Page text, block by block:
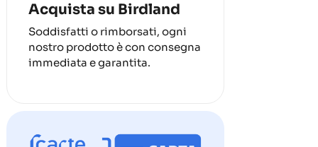
Acquista su Birdland
Soddisfatti o rimborsati, ogni
nostro prodotto è con consegna
immediata e garantita.